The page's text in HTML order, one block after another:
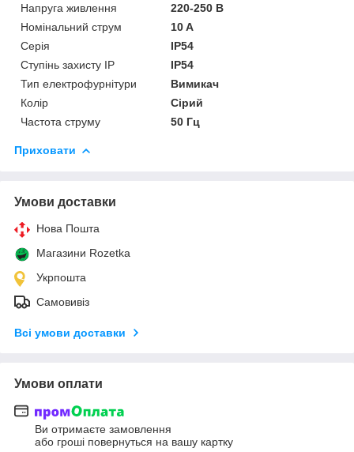
Напруга живлення
220-250 В
Номінальний струм
10 A
Серія
IP54
Ступінь захисту IP
IP54
Тип електрофурнітури
Вимикач
Колір
Сірий
Частота струму
50 Гц
Приховати
Умови доставки
Нова Пошта
Магазини Rozetka
Укрпошта
Самовивіз
Всі умови доставки
Умови оплати
Ви отримаєте замовлення
або гроші повернуться на вашу картку